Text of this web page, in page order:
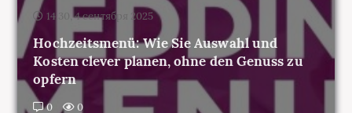
Kosten clever planen, ohne den Genuss zu
opfern
0 0